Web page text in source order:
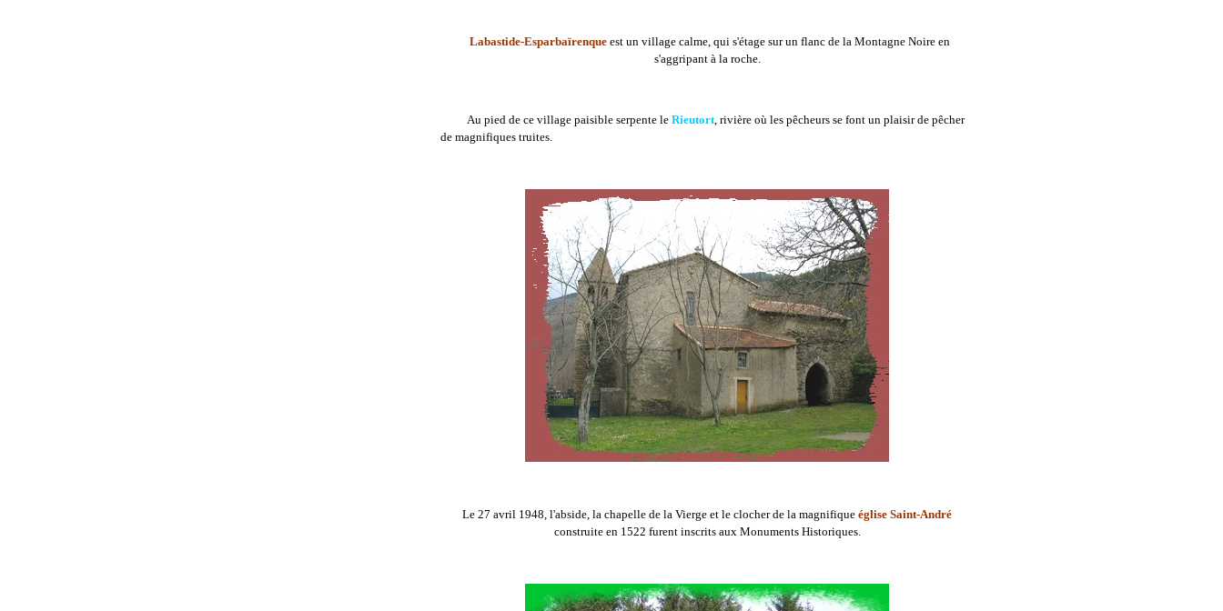
Labastide-Esparbaïrenque est un village calme, qui s'étage sur un flanc de la Montagne Noire en
s'aggripant à la roche.
Au pied de ce village paisible serpente le Rieutort, rivière où les pêcheurs se font un plaisir de pêcher
de magnifiques truites.
Le 27 avril 1948, l'abside, la chapelle de la Vierge et le clocher de la magnifique église Saint-André
construite en 1522 furent inscrits aux Monuments Historiques.